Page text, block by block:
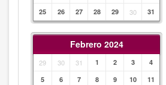
25
26 27 28 29 30 31
Febrero 2024
29 30 31 1 2 3
4
5
6 7 8 9 10
11